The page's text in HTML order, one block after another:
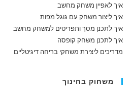
איך לאפיין משחק מחשב
איך ליצור משחק עם גוגל מפות
איך לתכנן מסך ותפריטים למשחק מחשב
איך לתכנן משחק קופסה
מדריכים ליצירת משחקי בריחה דיגיטליים
משחוק בחינוך